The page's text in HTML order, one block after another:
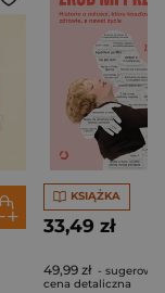
KSIĄŻKA
33,49 zł
49,99 zł -
cena detaliczna